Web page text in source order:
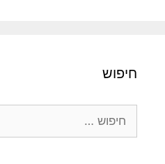
חיפוש